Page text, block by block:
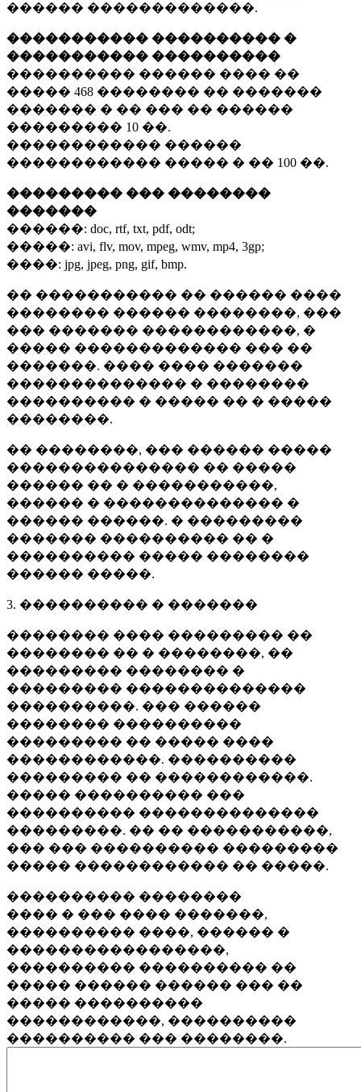
������ �������������.
����������� ���������� �
����������� ����������
���������� ������ ���� ��
����� 468 �������� �� �������
������� � �� ��� �� ������
��������� 10 ��.
������������ ������
������������ ����� � �� 100 ��.
��������� ��� ��������
�������
������: doc, rtf, txt, pdf, odt;
�����: avi, flv, mov, mpeg, wmv, mp4, 3gp;
����: jpg, jpeg, png, gif, bmp.
�� ����������� �� ������ ����
�������� ������ ��������, ���
��� ������� ������������, �
����� ������������� ��� ��
�������. ���� ���� �������
�������������� � ��������
���������� � ����� �� � �����
��������.
�� ��������, ��� ������ �����
��������������� �� �����
������ �� � �����������,
������ � �������������� �
������ ������. � ���������
������� ���������� �� �
���������� ����� ��������
������ �����.
3. ���������� � �������
�������� ���� ��������� ��
�������� �� � ��������, ��
��������� �������� �
��������� ��������������
����������. ��� ������
�������� ����������
��������� �� ����� ����
������������. ����������
��������� �� ������������.
����� ���������� ���
���������� ��������������
���������. �� �� �����������,
��� ��� ���������� ���������
����� ������������ �� �����.
���������� ��������
���� � ��� ���� �������,
���������� ����, ������ �
�����������������,
���������� ���������� ��
����� ������ ������ ��� ��
����� ����������
������������, ����������
���������� ��� ��������.